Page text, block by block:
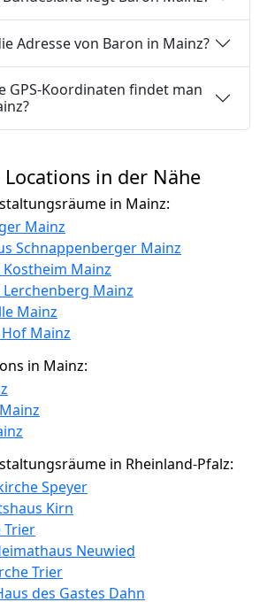
Adresse von Baron in Mainz?
GPS-Koordinaten findet man
in der Nähe
in Mainz:
Mainz
Schnappenberger Mainz
Mainz
Mainz
Mainz
Mainz
in Mainz:
in Rheinland-Pfalz:
Speyer
Kirn
Trier
Neuwied
Trier
des Gastes Dahn